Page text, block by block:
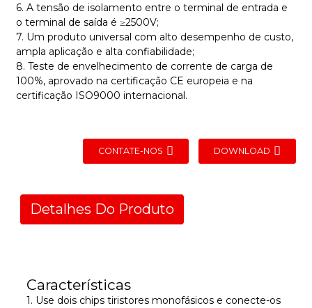
6. A tensão de isolamento entre o terminal de entrada e
o terminal de saída é ≥2500V;
7. Um produto universal com alto desempenho de custo,
ampla aplicação e alta confiabilidade;
8. Teste de envelhecimento de corrente de carga de
100%, aprovado na certificação CE europeia e na
certificação ISO9000 internacional.
CONTATE-NOS DOWNLOAD
Detalhes Do Produto
Características
1. Use dois chips tiristores monofásicos e conecte-os